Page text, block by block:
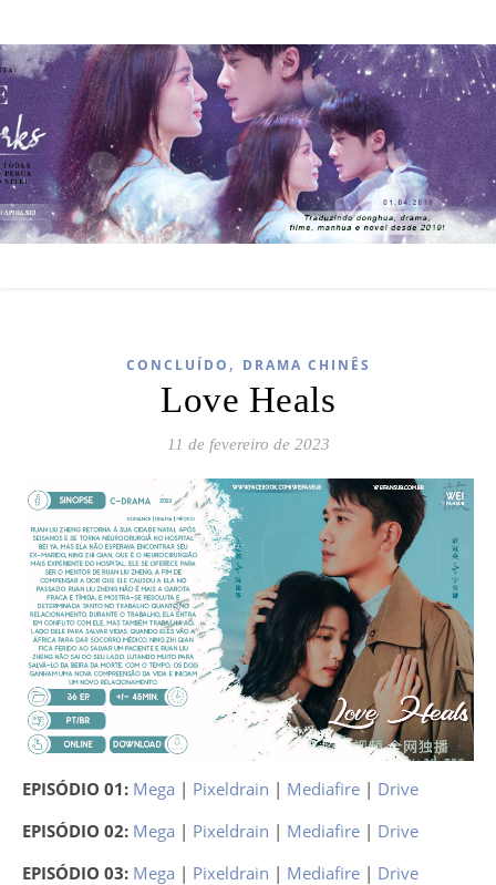
CONCLUÍDO , DRAMA CHINÊS
Love Heals
11 de fevereiro de 2023
EPISÓDIO 01: Mega | Pixeldrain | Mediafire | Drive
EPISÓDIO 02: Mega | Pixeldrain | Mediafire | Drive
EPISÓDIO 03: Mega | Pixeldrain | Mediafire | Drive